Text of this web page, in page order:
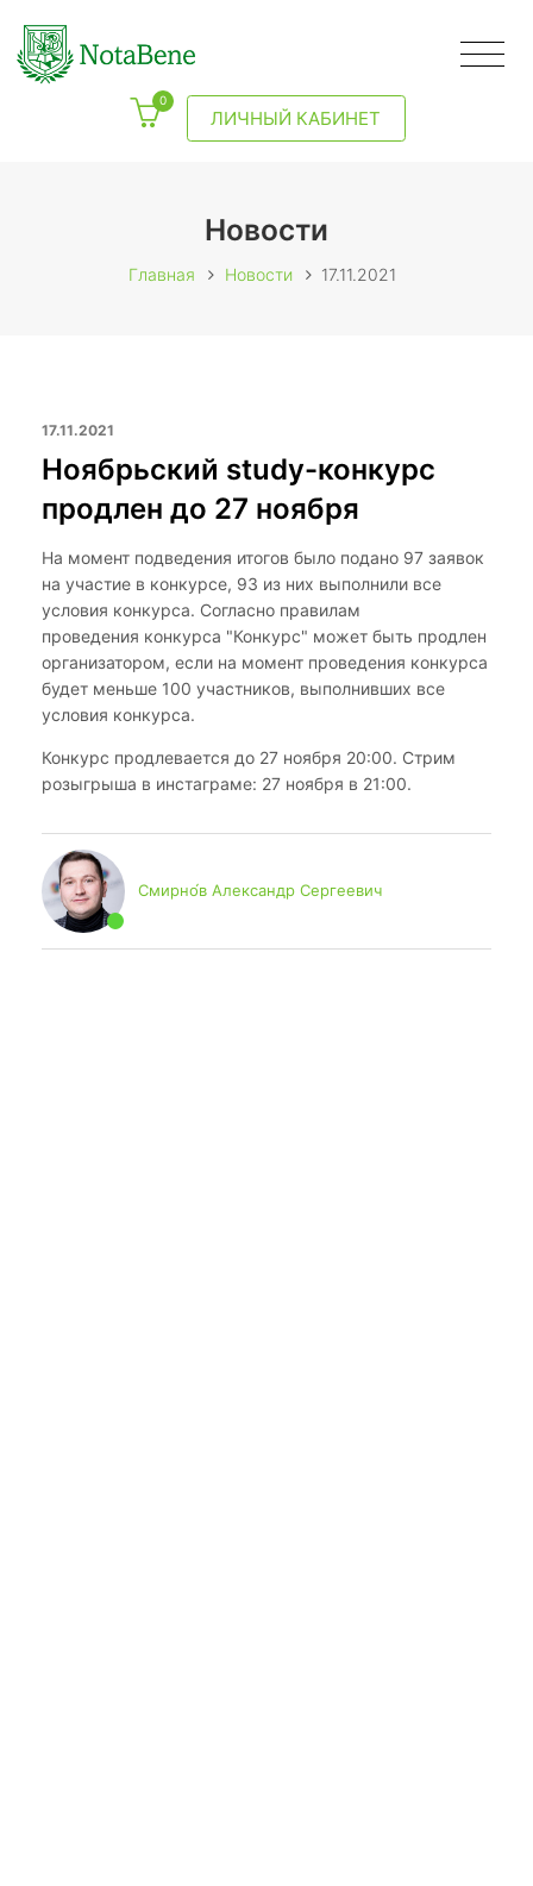
0
ЛИЧНЫЙ КАБИНЕТ
Новости
Главная Новости 17.11.2021
17.11.2021
Ноябрьский study-конкурс
продлен до 27 ноября
На момент подведения итогов было подано 97 заявок
на участие в конкурсе, 93 из них выполнили все
условия конкурса. Согласно правилам
проведения конкурса "Конкурс" может быть продлен
организатором, если на момент проведения конкурса
будет меньше 100 участников, выполнивших все
условия конкурса.
Конкурс продлевается до 27 ноября 20:00. Стрим
розыгрыша в инстаграме: 27 ноября в 21:00.
Смирно́в Александр Сергеевич